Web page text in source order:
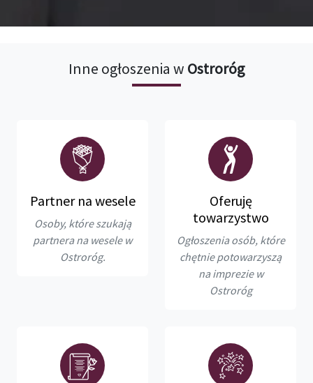
Inne ogłoszenia w Ostroróg
Partner na wesele
Osoby, które szukają
partnera na wesele w
Ostroróg.
Oferuję
towarzystwo
Ogłoszenia osób, które
chętnie potowarzyszą
na imprezie w
Ostroróg